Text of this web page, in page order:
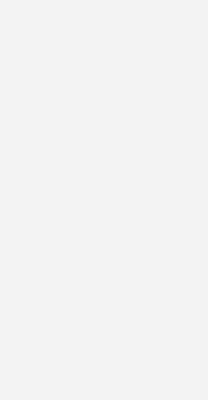
aktivieren
Königsweg
ist unter der Bedingung
und die erforderliche
ist eines der Ergebnisse
und Wasserwirtschaft
daraus folgenden Risikos
immerhin bezieht
Doch auch andere